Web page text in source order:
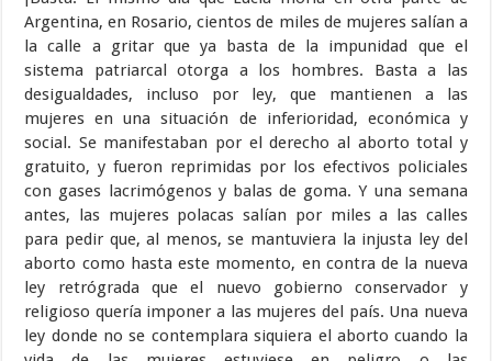
Argentina, en Rosario, cientos de miles de mujeres salían a
la calle a gritar que ya basta de la impunidad que el
sistema patriarcal otorga a los hombres. Basta a las
desigualdades, incluso por ley, que mantienen a las
mujeres en una situación de inferioridad, económica y
social. Se manifestaban por el derecho al aborto total y
gratuito, y fueron reprimidas por los efectivos policiales
con gases lacrimógenos y balas de goma. Y una semana
antes, las mujeres polacas salían por miles a las calles
para pedir que, al menos, se mantuviera la injusta ley del
aborto como hasta este momento, en contra de la nueva
ley retrógrada que el nuevo gobierno conservador y
religioso quería imponer a las mujeres del país. Una nueva
ley donde no se contemplara siquiera el aborto cuando la